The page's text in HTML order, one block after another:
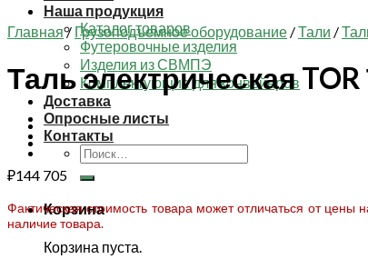
Наша продукция
Каталог товаров
Футеровочные изделия
Изделия из СВМПЭ
Комплектующие для конвейеров
Доставка
Опросные листы
Контакты
Искать:
Корзина
Корзина пуста.
Главная / Грузоподъемное оборудование /Тали /
Таль электрическая
₽144 705
Фактическая стоимость товара может отличаться от
наличие товара.